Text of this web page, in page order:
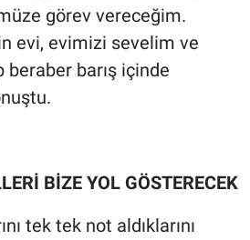
görev vereceğim.
evi, evimizi sevelim ve
barış içinde
BİZE YOL GÖSTERECEK
tek tek not aldıklarını